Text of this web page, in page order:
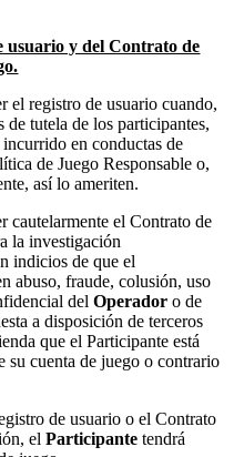
usuario y del Contrato de
el registro de usuario cuando,
tutela de los participantes,
en conductas de
de Juego Responsable o,
así lo ameriten.
cautelarmente el Contrato de
la investigación
indicios de que el
abuso, fraude, colusión, uso
del Operadoro de
a disposición de terceros
que el Participante está
su cuenta de juego o contrario
de usuario o el Contrato
el Participante tendrá